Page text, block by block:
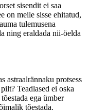
sisendit ei saa
on meile sisse ehitatud,
tulemusena
ning eraldada nii-öelda
astraalrännaku protsess
Teadlased ei oska
ega ümber
tõestada.